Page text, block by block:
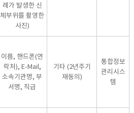
례가 발생한 신
체부위를 촬영한
사진)
이름, 핸드폰(연
락처), E-Mail,
소속기관명, 부
서명, 직급
기타 (2년주기
재동의)
통합정보
관리시스
템